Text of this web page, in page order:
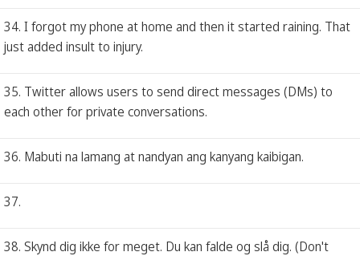
34. I forgot my phone at home and then it started raining. That
just added insult to injury.
35. Twitter allows users to send direct messages (DMs) to
each other for private conversations.
36. Mabuti na lamang at nandyan ang kanyang kaibigan.
37.
38. Skynd dig ikke for meget. Du kan falde og slå dig. (Don't